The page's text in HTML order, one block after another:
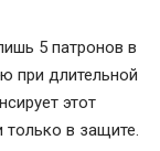
5 патронов в
при длительной
этот
в защите.